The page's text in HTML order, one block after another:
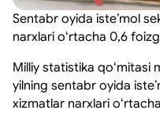
Sentabr oyida isteʼmol
narxlari oʻrtacha 0,6
Milliy statistika qoʻmitasi
yilning sentabr oyida
xizmatlar narxlari